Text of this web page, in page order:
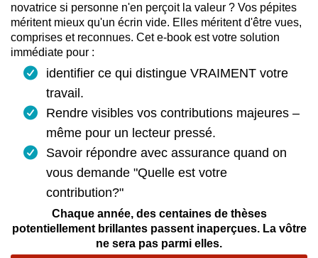
novatrice si personne n'en perçoit la valeur ? Vos pépites
méritent mieux qu'un écrin vide. Elles méritent d'être vues,
comprises et reconnues. Cet e-book est votre solution
immédiate pour :
identifier ce qui distingue VRAIMENT votre
travail.
Rendre visibles vos contributions majeures –
même pour un lecteur pressé.
Savoir répondre avec assurance quand on
vous demande "Quelle est votre
contribution?"
Chaque année, des centaines de thèses
potentiellement brillantes passent inaperçues. La vôtre
ne sera pas parmi elles.